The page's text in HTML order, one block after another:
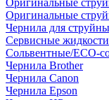
Оригинальные
Оригинальные
Чернила для
Сервисные жидкости
Сольвентные/ECO-
Чернила Brother
Чернила Canon
Чернила Epson